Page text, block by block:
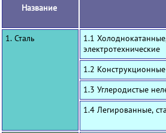
Название
1. Сталь
1.1
электротехнические
1.2 Конструкционные
1.3 Углеродистые
1.4 Легированные,